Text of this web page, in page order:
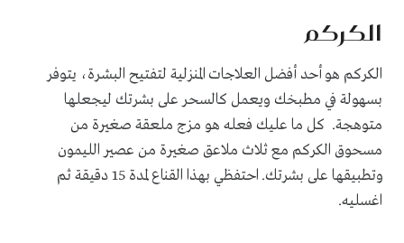
الكركم
الكركم هو أحد أفضل العلاجات المنزلية لتفتيح البشرة، يتوفر
بسهولة في مطبخك ويعمل كالسحر على بشرتك ليجعلها
متوهجة. كل ما عليك فعله هو مزج ملعقة صغيرة من
مسحوق الكركم مع ثلاث ملاعق صغيرة من عصير الليمون
وتطبيقها على بشرتك. احتفظي بهذا القناع لمدة 15 دقيقة ثم
اغسليه.